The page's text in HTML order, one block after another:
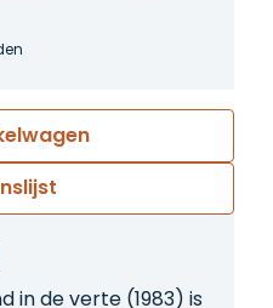
in de verte (1983) is